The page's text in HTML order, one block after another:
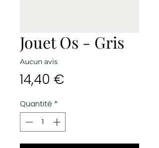
Jouet Os - Gris
Aucun avis
14,40 €Prix
Quantité *